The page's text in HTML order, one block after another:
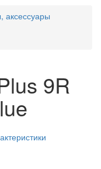
9R